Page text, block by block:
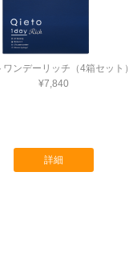
ンデーリッチ（4箱セット）
¥7,840
詳細